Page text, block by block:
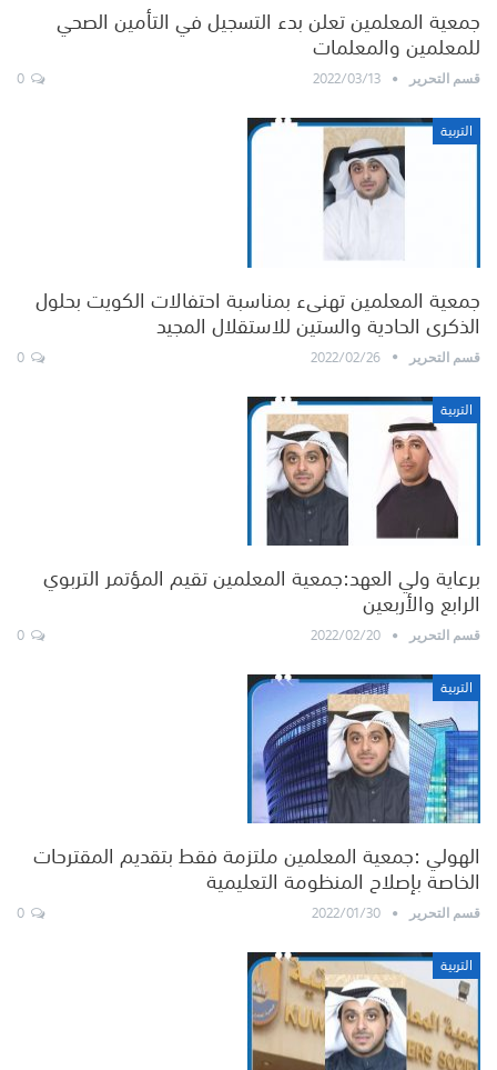
جمعية المعلمين تعلن بدء التسجيل في التأمين الصحي
للمعلمين والمعلمات
قسم التحرير 2022/03/13
التربية
جمعية المعلمين تهنىء بمناسبة احتفالات الكويت بحلول
الذكرى الحادية والستين للاستقلال المجيد
قسم التحرير 2022/02/26
التربية
برعاية ولي العهد:جمعية المعلمين تقيم المؤتمر التربوي
الرابع والأربعين
قسم التحرير 2022/02/20
التربية
الهولي :جمعية المعلمين ملتزمة فقط بتقديم المقترحات
الخاصة بإصلاح المنظومة التعليمية
قسم التحرير 2022/01/30
التربية